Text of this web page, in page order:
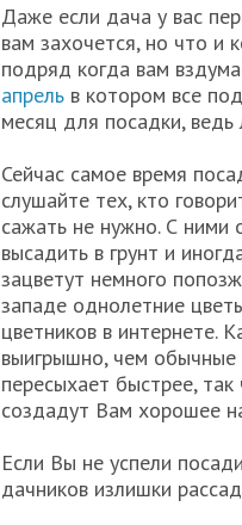
Даже если дача у вас
вам захочется, но что и
подряд когда вам
апрель в котором все
месяц для посадки,
Сейчас самое время
слушайте тех, кто
сажать не нужно. С ними
высадить в грунт и
зацветут немного
западе однолетние
цветников в интернете.
выигрышно, чем обычные
пересыхает быстрее,
создадут Вам хорошее
Если Вы не успели
дачников излишки